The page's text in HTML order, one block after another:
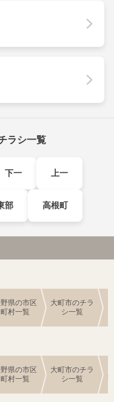
ラシ一覧
下一 上一
部 高根町
県の市区
町村一覧
大町市のチラ
シ一覧
県の市区
町村一覧
大町市のチラ
シ一覧